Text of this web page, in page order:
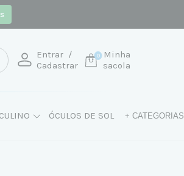
Entrar /
Cadastrar
Minha
sacola
0
ÓCULOS DE SOL + CATEGORIAS